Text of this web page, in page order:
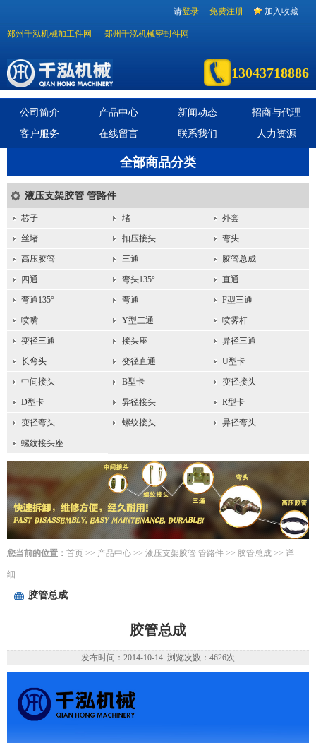
请登录 免费注册 加入收藏
郑州千泓机械加工件网 郑州千泓机械密封件网
13043718886
公司简介 产品中心 新闻动态
招商与代理
客户服务
在线留言 联系我们 人力资源
全部商品分类
液压支架胶管 管路件
芯子 堵 外套
丝堵 扣压接头 弯头
高压胶管 三通 胶管总成
四通 弯头135° 直通
弯通135° 弯通 F型三通
喷嘴 Y型三通 喷雾杆
变径三通 接头座 异径三通
长弯头 变径直通 U型卡
中间接头 B型卡 变径接头
D型卡 异径接头 R型卡
变径弯头 螺纹接头 异径弯头
螺纹接头座
您当前的位置： 首页 >> 产品中心 >> 液压支架胶管 管路件 >> 胶管总成 >> 详
细
胶管总成
胶管总成
发布时间：2014-10-14 浏览次数：4626次